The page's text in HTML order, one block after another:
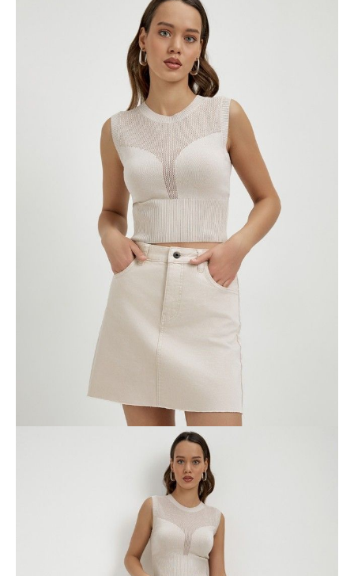
+
DODAJ DO KOSZYKA
Jak złożyć zamówienie
POWIADOM MNIE O DOSTĘPNOŚCI
ПОЛУЧИТЬ ПО EMAIL
darmowa od 99 zł
czas dostawy: 1-2 dni robocze
Paczkomaty InPost 24/7,
darmowa od 50 zł
czas dostawy: 1-2 dni robocze
w sklepie Conte (Łodz)
pn.- czw. 8:00 - 16:00, pt. 8:00 - 14:00
Джинсовая юбка А-силуэта с необработанным краем станет
основой для множества индивидуальных образов и стильных
• высокая посадка
• застежка на пуговицу и молнию, скрытую планкой
• модель с пятью карманами, на заднем - вышивка логотипа
• мягкий деним с высоким содержанием хлопка
• для сохранения светлого оттенка соблюдайте рекомендации по
• wow-эффект гарантирован!